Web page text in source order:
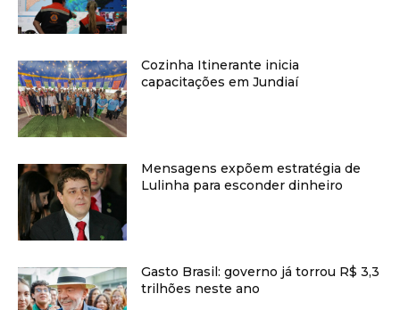
Cozinha Itinerante inicia
capacitações em Jundiaí
Mensagens expõem estratégia de
Lulinha para esconder dinheiro
Gasto Brasil: governo já torrou R$ 3,3
trilhões neste ano